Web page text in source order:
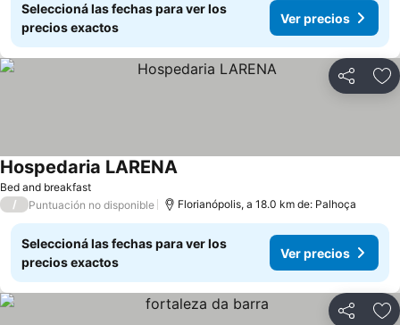
Seleccioná las fechas para ver los
precios exactos
Ver precios
Compartir
Bed and breakfast
Hospedaria LARENA
/ Puntuación no disponible Florianópolis, a 18.0 km de: Palhoça
Seleccioná las fechas para ver los
precios exactos
Ver precios
Compartir